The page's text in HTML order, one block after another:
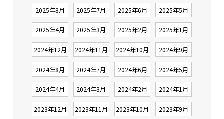
2025年8月 2025年7月 2025年6月 2025年5月
2025年4月 2025年3月 2025年2月 2025年1月
2024年12月 2024年11月 2024年10月 2024年9月
2024年8月 2024年7月 2024年6月 2024年5月
2024年4月 2024年3月 2024年2月 2024年1月
2023年12月 2023年11月 2023年10月 2023年9月